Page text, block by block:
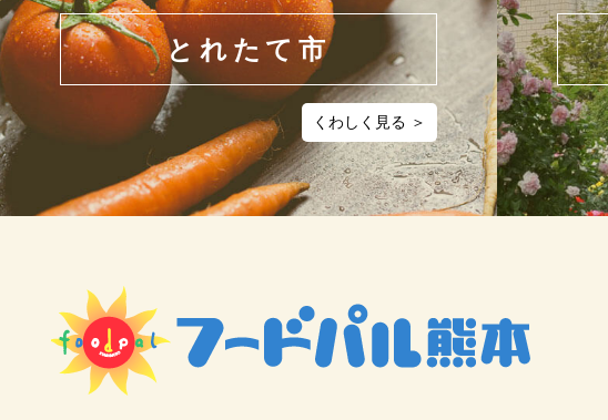
とれたて市
くわしく見る ＞